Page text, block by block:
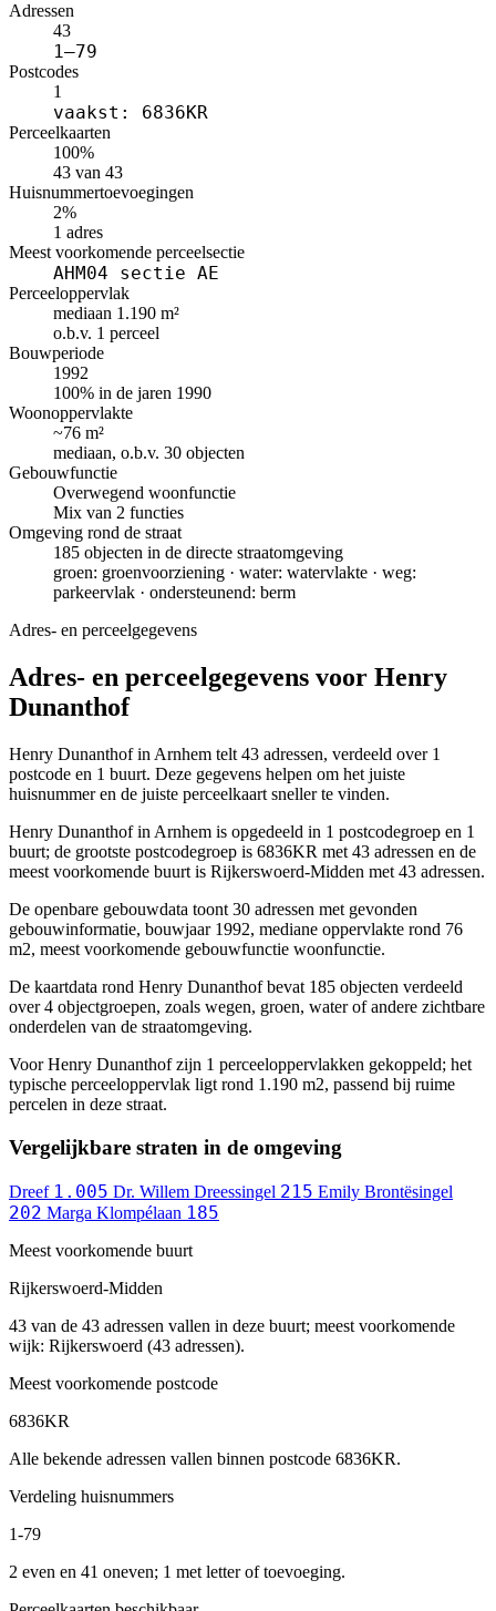
Adressen
43
1–79
Postcodes
1
vaakst: 6836KR
Perceelkaarten
100%
43 van 43
Huisnummertoevoegingen
2%
1 adres
Meest voorkomende perceelsectie
AHM04 sectie AE
Perceeloppervlak
mediaan 1.190 m²
o.b.v. 1 perceel
Bouwperiode
1992
100% in de jaren 1990
Woonoppervlakte
~76 m²
mediaan, o.b.v. 30 objecten
Gebouwfunctie
Overwegend woonfunctie
Mix van 2 functies
Omgeving rond de straat
185 objecten in de directe straatomgeving
groen: groenvoorziening · water: watervlakte · weg:
parkeervlak · ondersteunend: berm
Adres- en perceelgegevens
Adres- en perceelgegevens voor Henry
Dunanthof
Henry Dunanthof in Arnhem telt 43 adressen, verdeeld over 1
postcode en 1 buurt. Deze gegevens helpen om het juiste
huisnummer en de juiste perceelkaart sneller te vinden.
Henry Dunanthof in Arnhem is opgedeeld in 1 postcodegroep en 1
buurt; de grootste postcodegroep is 6836KR met 43 adressen en de
meest voorkomende buurt is Rijkerswoerd-Midden met 43 adressen.
De openbare gebouwdata toont 30 adressen met gevonden
gebouwinformatie, bouwjaar 1992, mediane oppervlakte rond 76
m2, meest voorkomende gebouwfunctie woonfunctie.
De kaartdata rond Henry Dunanthof bevat 185 objecten verdeeld
over 4 objectgroepen, zoals wegen, groen, water of andere zichtbare
onderdelen van de straatomgeving.
Voor Henry Dunanthof zijn 1 perceeloppervlakken gekoppeld; het
typische perceeloppervlak ligt rond 1.190 m2, passend bij ruime
percelen in deze straat.
Vergelijkbare straten in de omgeving
Dreef 1.005 Dr. Willem Dreessingel 215 Emily Brontësingel
202 Marga Klompélaan 185
Meest voorkomende buurt
Rijkerswoerd-Midden
43 van de 43 adressen vallen in deze buurt; meest voorkomende
wijk: Rijkerswoerd (43 adressen).
Meest voorkomende postcode
6836KR
Alle bekende adressen vallen binnen postcode 6836KR.
Verdeling huisnummers
1-79
2 even en 41 oneven; 1 met letter of toevoeging.